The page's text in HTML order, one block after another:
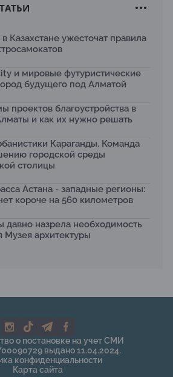
SÄULE ARCHITEKTURPREIS
Алматы станет главной
подвели итоги акции «Таза
людей
Алматы
СЭО Генплана
роща в Таразе станет экопарком
Казахстане ужесточат правила
и мировые футуристические
будущего под Алматой
проектов благоустройства в
и как их нужно решать
Караганды. Команда
городской среды
столицы
Астана - западные регионы:
короче на 560 километров
давно назрела необходимость
Музея архитектуры
о постановке на учет СМИ
выдано 11.04.2024.
конфиденциальности
Карта сайта